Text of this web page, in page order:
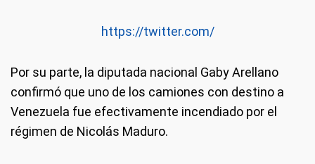
https://twitter.com/
Por su parte, la diputada nacional Gaby Arellano
confirmó que uno de los camiones con destino a
Venezuela fue efectivamente incendiado por el
régimen de Nicolás Maduro.